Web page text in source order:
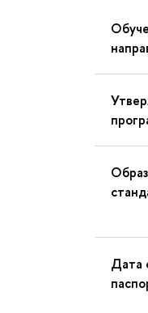
Дата